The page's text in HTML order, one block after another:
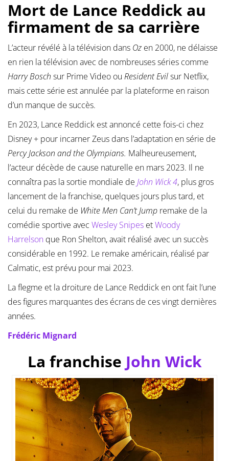
Mort de Lance Reddick au
firmament de sa carrière
L’acteur révélé à la télévision dans Oz en 2000, ne délaisse
en rien la télévision avec de nombreuses séries comme
Harry Bosch sur Prime Video ou Resident Evilsur Netflix,
mais cette série est annulée par la plateforme en raison
d’un manque de succès.
En 2023, Lance Reddick est annoncé cette fois-ci chez
Disney + pour incarner Zeus dans l’adaptation en série de
Percy Jackson and the Olympians. Malheureusement,
l’acteur décède de cause naturelle en mars 2023. Il ne
connaîtra pas la sortie mondiale de John Wick 4, plus gros
lancement de la franchise, quelques jours plus tard, et
celui du remake de White Men Can’t Jump remake de la
comédie sportive avec Wesley Snipes etWoody
Harrelson que Ron Shelton, avait réalisé avec un succès
considérable en 1992. Le remake américain, réalisé par
Calmatic, est prévu pour mai 2023.
La flegme et la droiture de Lance Reddick en ont fait l’une
des figures marquantes des écrans de ces vingt dernières
années.
Frédéric Mignard
La franchise John Wick